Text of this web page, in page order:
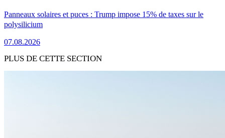
Panneaux solaires et puces : Trump impose 15% de taxes sur le
polysilicium
07.08.2026
PLUS DE CETTE SECTION